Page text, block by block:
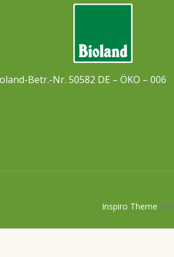
Betr.-Nr. 50582 DE – ÖKO – 006
Inspiro Theme von